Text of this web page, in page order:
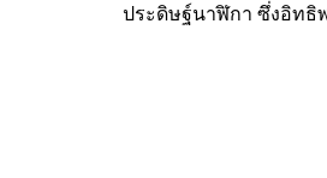
ประดิษฐ์นาฬิกา ซึ่งอิทธิ